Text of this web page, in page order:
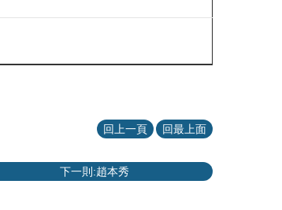
回上一頁 回最上面
下一則:趙本秀